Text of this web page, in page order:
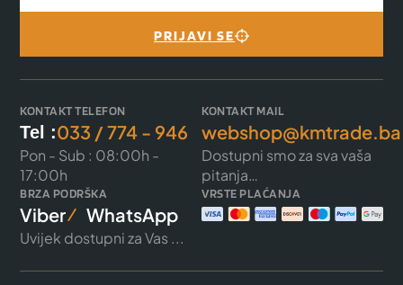
PRIJAVI SE
KONTAKT TELEFON
Tel :033 / 774 - 946
Pon - Sub : 08:00h -
17:00h
KONTAKT MAIL
webshop@kmtrade.ba
Dostupni smo za sva vaša
pitanja…
BRZA PODRŠKA
Viber WhatsApp
Uvijek dostupni za Vas ...
VRSTE PLAĆANJA